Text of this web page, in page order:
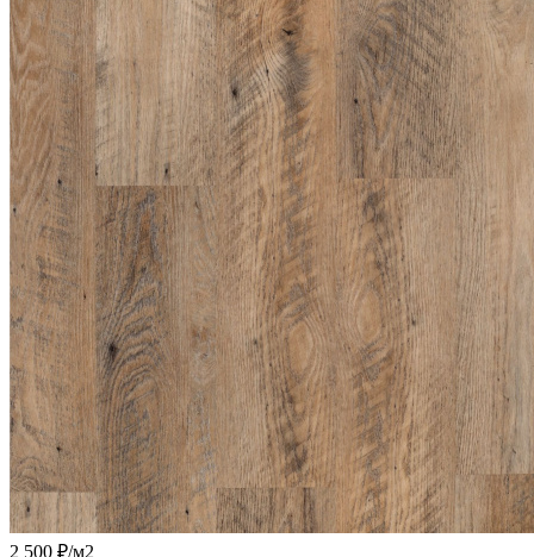
2 500 ₽/м2